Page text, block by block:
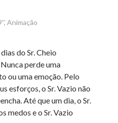
Animação
do Sr. Cheio
perde uma
ou uma emoção. Pelo
esforços, o Sr. Vazio não
Até que um dia, o Sr.
medos e o Sr. Vazio